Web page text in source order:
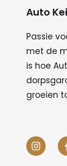
Auto
Passie
met de
is hoe
groeien